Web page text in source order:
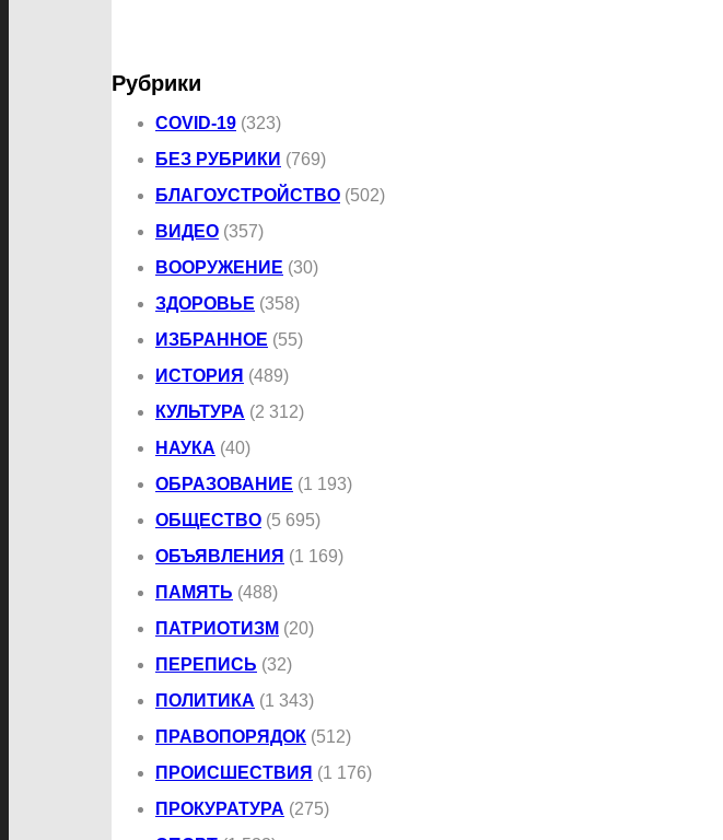
Рубрики
COVID-19 (323)
БЕЗ РУБРИКИ (769)
БЛАГОУСТРОЙСТВО (502)
ВИДЕО (357)
ВООРУЖЕНИЕ (30)
ЗДОРОВЬЕ (358)
ИЗБРАННОЕ (55)
ИСТОРИЯ (489)
КУЛЬТУРА (2 312)
НАУКА (40)
ОБРАЗОВАНИЕ (1 193)
ОБЩЕСТВО (5 695)
ОБЪЯВЛЕНИЯ (1 169)
ПАМЯТЬ (488)
ПАТРИОТИЗМ (20)
ПЕРЕПИСЬ (32)
ПОЛИТИКА (1 343)
ПРАВОПОРЯДОК (512)
ПРОИСШЕСТВИЯ (1 176)
ПРОКУРАТУРА (275)